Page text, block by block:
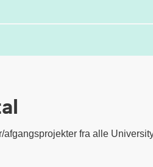
afgangsprojekter fra alle